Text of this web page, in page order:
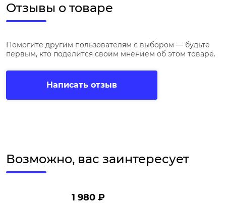
Отзывы о товаре
Помогите другим пользователям с выбором — будьте
первым, кто поделится своим мнением об этом товаре.
Написать отзыв
Возможно, вас заинтересует
1 980 ₽